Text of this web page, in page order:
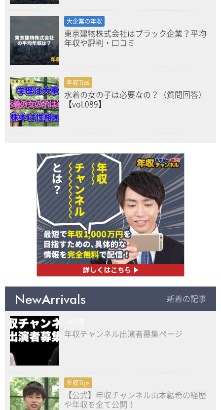
大企業の年収
東京建物株式会社はブラック企業？平均
年収や評判・口コミ
年収Tips
水着の女の子は必要なの？（質問回答）
【vol.089】
NewArrivals 新着の記事
年収チャンネル出演者募集ページ
年収Tips
【公式】年収チャンネル山本紘希の経歴
や年収を全て公開！